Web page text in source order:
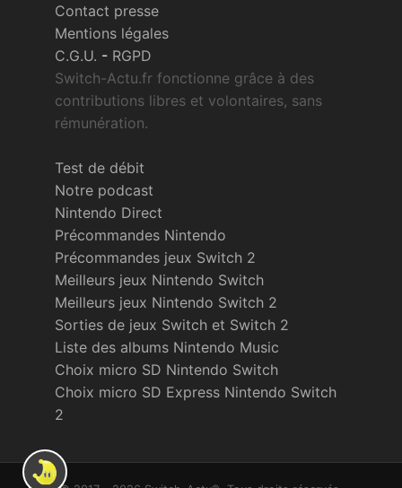
Contact presse
Mentions légales
C.G.U. - RGPD
Switch-Actu.fr fonctionne grâce à des
contributions libres et volontaires, sans
rémunération.
Test de débit
Notre podcast
Nintendo Direct
Précommandes Nintendo
Précommandes jeux Switch 2
Meilleurs jeux Nintendo Switch
Meilleurs jeux Nintendo Switch 2
Sorties de jeux Switch et Switch 2
Liste des albums Nintendo Music
Choix micro SD Nintendo Switch
Choix micro SD Express Nintendo Switch
2